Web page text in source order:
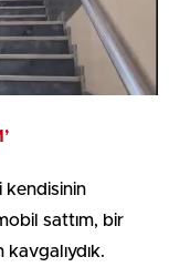
kendisinin
sattım, bir
kavgalıydık.